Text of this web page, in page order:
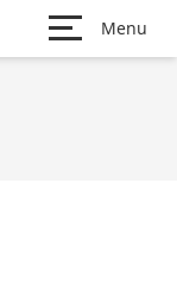
Menu